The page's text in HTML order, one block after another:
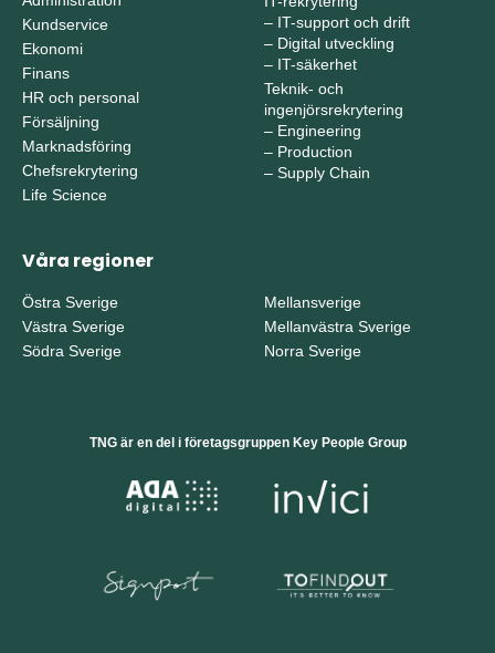
Kundservice
Ekonomi
Finans
HR och personal
Försäljning
Marknadsföring
Chefsrekrytering
Life Science
– IT-support och drift
– Digital utveckling
– IT-säkerhet
Teknik- och
ingenjörsrekrytering
– Engineering
– Production
– Supply Chain
Våra regioner
Östra Sverige
Västra Sverige
Södra Sverige
Mellansverige
Mellanvästra Sverige
Norra Sverige
TNG är en del i företagsgruppen Key People Group